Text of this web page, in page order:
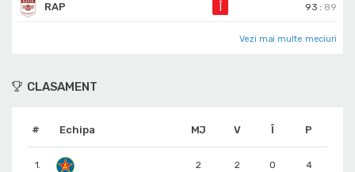
RAP 93 : 89
Vezi mai multe meciuri
CLASAMENT
# Echipa MJ V Î P
1. 2 2 0 4